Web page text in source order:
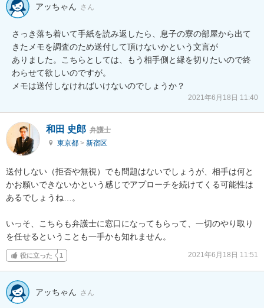
アッちゃん さん
さっき落ち着いて手紙を読み返したら、息子の寮の部屋から出て
きたメモを調査のため送付して頂けないかという文言が
ありました。こちらとしては、もう相手側と縁を切りたいので終
わらせて欲しいのですが。
メモは送付しなければいけないのでしょうか？
2021年6月18日 11:40
和田 史郎 弁護士
東京都 > 新宿区
送付しない（拒否や無視）でも問題はないでしょうが、相手は何と
かお願いできないかという感じでアプローチを続けてくる可能性は
あるでしょうね…。
いっそ、こちらも弁護士に窓口になってもらって、一切のやり取り
を任せるということも一手かも知れません。
役に立った 1 2021年6月18日 11:51
アッちゃん さん